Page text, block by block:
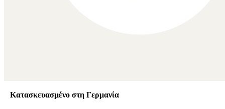
Κατασκευασμένο στη Γερμανία